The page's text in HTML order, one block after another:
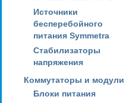
Источники
бесперебойного
питания Symmetra
Стабилизаторы
напряжения
Коммутаторы и модули
Блоки питания